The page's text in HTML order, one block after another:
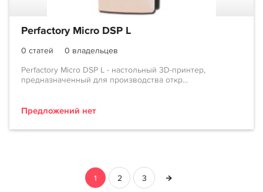
Perfactory Micro DSP L
0 статей
0 владельцев
Perfactory Micro DSP L - настольный 3D-принтер,
предназначенный для производства откр...
Предложений нет
1 2 3